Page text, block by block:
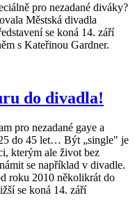
pro nezadané diváky?
Městská divadla
se koná 14. září
s Kateřinou Gardner.
do divadla!
pro nezadané gaye a
do 45 let… Být „single" je
kterým ale život bez
se například v divadle.
roku 2010 několikrát do
se koná 14. září